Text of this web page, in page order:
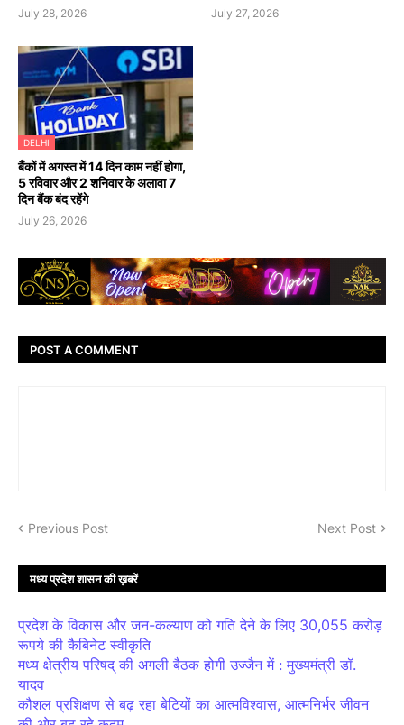
July 28, 2026 July 27, 2026
DELHI
बैंकों में अगस्त में 14 दिन काम नहीं होगा,
5 रविवार और 2 शनिवार के अलावा 7
दिन बैंक बंद रहेंगे
July 26, 2026
POST A COMMENT
Previous Post Next Post
मध्य प्रदेश शासन की ख़बरें
प्रदेश के विकास और जन-कल्याण को गति देने के लिए 30,055 करोड़
रूपये की कैबिनेट स्वीकृति
मध्य क्षेत्रीय परिषद् की अगली बैठक होगी उज्जैन में : मुख्यमंत्री डॉ.
यादव
कौशल प्रशिक्षण से बढ़ रहा बेटियों का आत्मविश्वास, आत्मनिर्भर जीवन